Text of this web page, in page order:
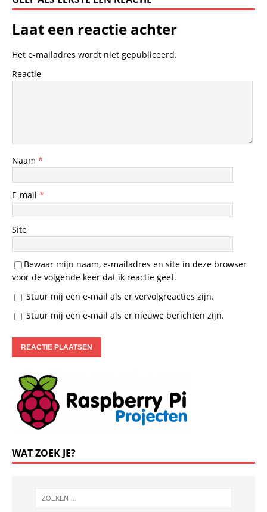
Laat een reactie achter
Het e-mailadres wordt niet gepubliceerd.
Reactie
Naam *
E-mail *
Site
Bewaar mijn naam, e-mailadres en site in deze browser
voor de volgende keer dat ik reactie geef.
Stuur mij een e-mail als er vervolgreacties zijn.
Stuur mij een e-mail als er nieuwe berichten zijn.
WAT ZOEK JE?